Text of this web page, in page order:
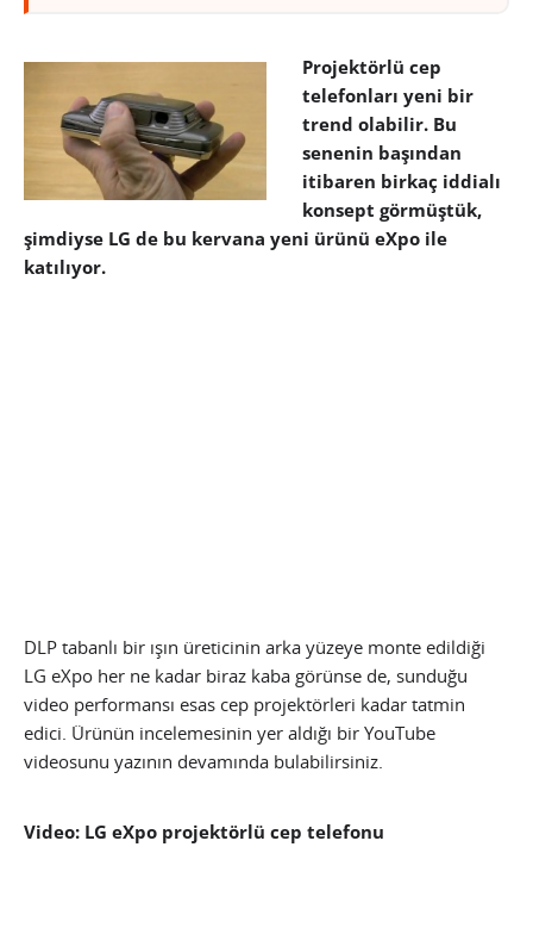
Projektörlü cep
telefonları yeni bir
trend olabilir. Bu
senenin başından
itibaren birkaç iddialı
konsept görmüştük,
şimdiyse LG de bu kervana yeni ürünü eXpo ile
katılıyor.
DLP tabanlı bir ışın üreticinin arka yüzeye monte edildiği
LG eXpo her ne kadar biraz kaba görünse de, sunduğu
video performansı esas cep projektörleri kadar tatmin
edici. Ürünün incelemesinin yer aldığı bir YouTube
videosunu yazının devamında bulabilirsiniz.
Video: LG eXpo projektörlü cep telefonu